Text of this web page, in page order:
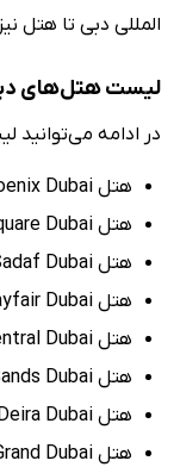
المللی دبی تا هتل نیز 15 دقیقه فاصله وجود دارد.
لیست هتل‌های
در ادامه
هتل Phoenix Dubai
هتل Golden Square Dubai
هتل Sadaf Dubai
هتل Mayfair Dubai
هتل Grand Central Dubai
هتل Sun and Sands Dubai
هتل Ramada Deira Dubai
هتل Fortune Grand Dubai